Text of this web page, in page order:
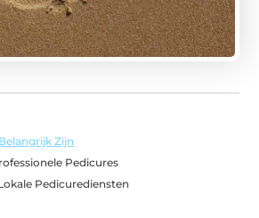
Zijn
Pedicures
Pedicurediensten